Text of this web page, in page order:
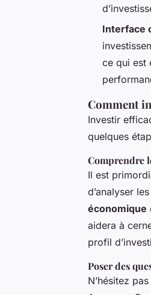
Interface
ce qui est
Comment
Investir
quelques
Comprendre
Il est
d’analyser
économique
aidera à
profil
Poser des
N’hésitez